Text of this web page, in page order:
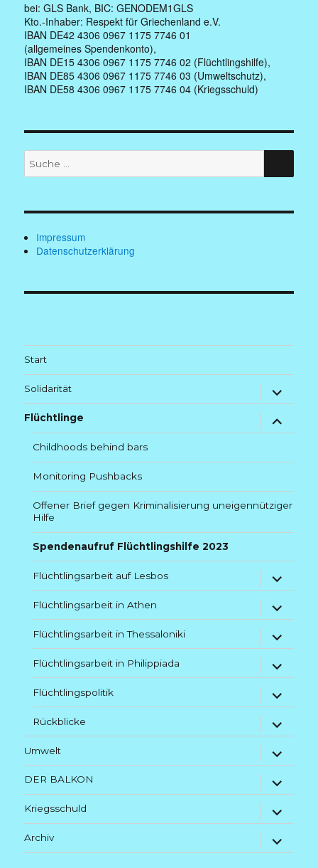
bei: GLS Bank, BIC: GENODEM1GLS
Kto.-Inhaber: Respekt für Griechenland e.V.
IBAN DE42 4306 0967 1175 7746 01
(allgemeines Spendenkonto),
IBAN DE15 4306 0967 1175 7746 02 (Flüchtlingshilfe),
IBAN DE85 4306 0967 1175 7746 03 (Umweltschutz),
IBAN DE58 4306 0967 1175 7746 04 (Kriegsschuld)
Suche
nach:
Impressum
Datenschutzerklärung
Start
Solidarität
Untermenü
anzeigen
Flüchtlinge
Untermenü
anzeigen
Childhoods behind bars
Monitoring Pushbacks
Offener Brief gegen Kriminalisierung uneigennütziger
Hilfe
Spendenaufruf Flüchtlingshilfe 2023
Flüchtlingsarbeit auf Lesbos
Untermenü
anzeigen
Flüchtlingsarbeit in Athen
Untermenü
anzeigen
Flüchtlingsarbeit in Thessaloniki
Untermenü
anzeigen
Flüchtlingsarbeit in Philippiada
Untermenü
anzeigen
Flüchtlingspolitik
Untermenü
anzeigen
Rückblicke
Untermenü
anzeigen
Umwelt
Untermenü
anzeigen
DER BALKON
Untermenü
anzeigen
Kriegsschuld
Untermenü
anzeigen
Archiv
Untermenü
anzeigen